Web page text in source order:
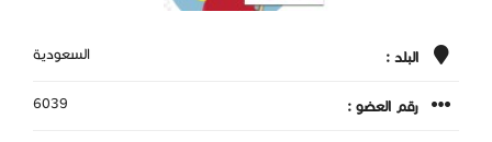
البلد : السعودية
رقم العضو : 6039